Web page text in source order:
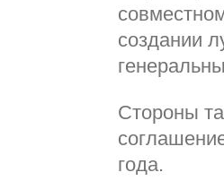
создании
Стороны
года.